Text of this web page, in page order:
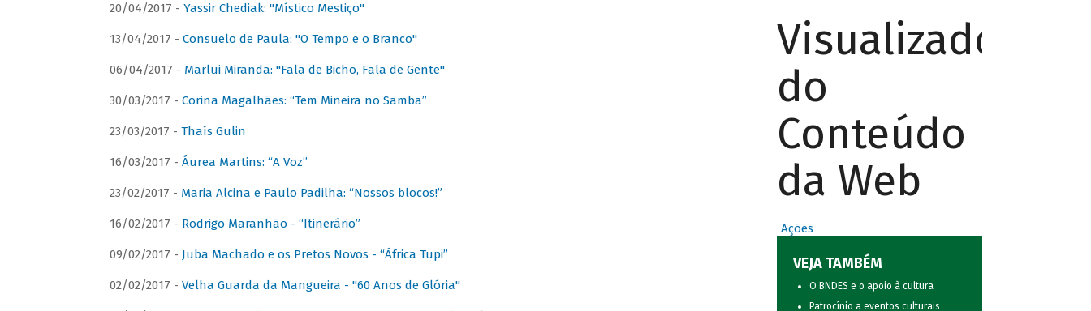
20/04/2017 - Yassir Chediak: "Místico Mestiço"
13/04/2017 - Consuelo de Paula: "O Tempo e o Branco"
06/04/2017 - Marlui Miranda: "Fala de Bicho, Fala de Gente"
30/03/2017 - Corina Magalhães: “Tem Mineira no Samba”
23/03/2017 - Thaís Gulin
16/03/2017 - Áurea Martins: “A Voz”
23/02/2017 - Maria Alcina e Paulo Padilha: “Nossos blocos!”
16/02/2017 - Rodrigo Maranhão - “Itinerário”
09/02/2017 - Juba Machado e os Pretos Novos - “África Tupi”
02/02/2017 - Velha Guarda da Mangueira - "60 Anos de Glória"
Visualizador
do
Conteúdo
da Web
Ações
VEJA TAMBÉM
O BNDES e o apoio à cultura
Patrocínio a eventos culturais